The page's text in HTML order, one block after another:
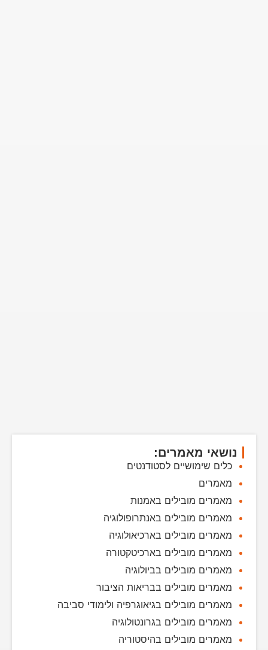
נושאי מאמרים:
כלים שימושיים לסטודנטים
מאמרים
מאמרים מובילים באמנות
מאמרים מובילים באנתרופולוגיה
מאמרים מובילים בארכיאולוגיה
מאמרים מובילים בארכיטקטורה
מאמרים מובילים בביולוגיה
מאמרים מובילים בבריאות הציבור
מאמרים מובילים בגיאוגרפיה ולימודי סביבה
מאמרים מובילים בגרונטולוגיה
מאמרים מובילים בהיסטוריה